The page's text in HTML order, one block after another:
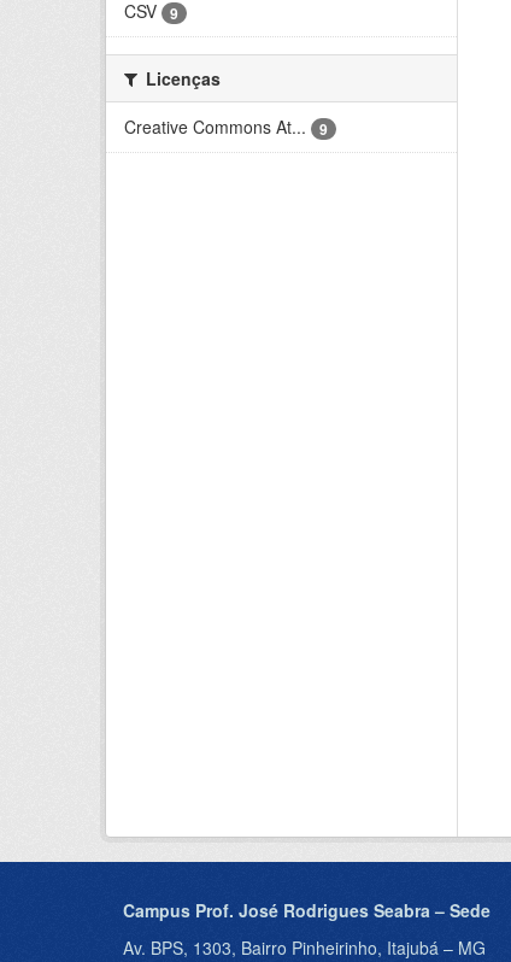
CSV
9
Licenças
Creative Commons At...
9
Campus Prof. José Rodrigues Seabra – Sede
Av. BPS, 1303, Bairro Pinheirinho, Itajubá – MG